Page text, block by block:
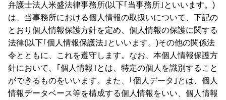
弁護士法人米盛法律事務所(以下｢当事務所｣といいます。)
は、当事務所における個人情報の取扱いについて、下記の
とおり個人情報保護方針を定め、個人情報の保護に関する
法律(以下｢個人情報保護法｣といいます。)その他の関係法
令とともに、これを遵守します。なお、本個人情報保護方
針において、｢個人情報｣とは、特定の個人を識別すること
ができるものをいいます。また、｢個人データ｣とは、個人
情報データベース等を構成する個人情報をいい、個人情報